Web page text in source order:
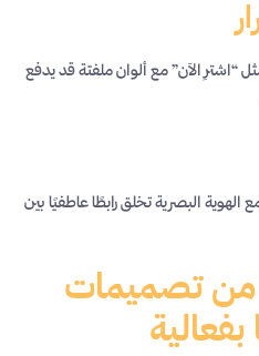
الآن” مع ألوان ملفتة قد يدفع
البصرية تخلق رابطًا عاطفيًا بين
من تصميمات